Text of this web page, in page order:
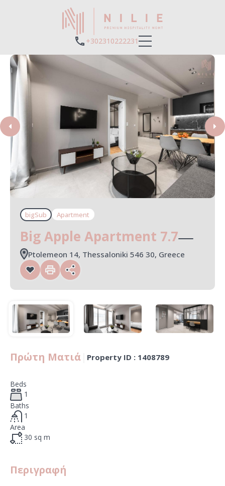
+302310222231
bigSub Apartment
Big Apple Apartment 7.7
Ptolemeon 14, Thessaloniki 546 30, Greece
Πρώτη Ματιά Property ID : 1408789
Beds
1
Baths
1
Area
30 sq m
Περιγραφή